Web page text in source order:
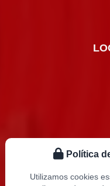
Política
Utilizamos cookies